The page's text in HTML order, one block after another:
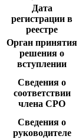
Дата
регистрации в
реестре
Орган принятия
решения о
вступлении
Сведения о
соответствии
члена СРО
Сведения о
руководителе